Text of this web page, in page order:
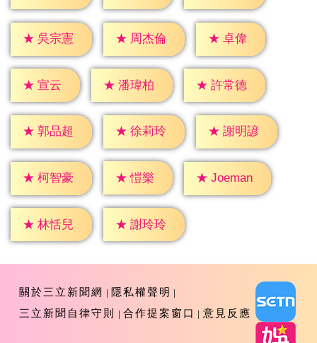
★ 吳宗憲 ★ 周杰倫 ★ 卓偉
★ 宣云 ★ 潘瑋柏 ★ 許常德
★ 郭品超 ★ 徐莉玲 ★ 謝明諺
★ 柯智豪 ★ 愷樂 ★ Joeman
★ 林恬兒 ★ 謝玲玲
關於三立新聞網
隱私權聲明
三立新聞自律守則
合作提案窗口 意見反應